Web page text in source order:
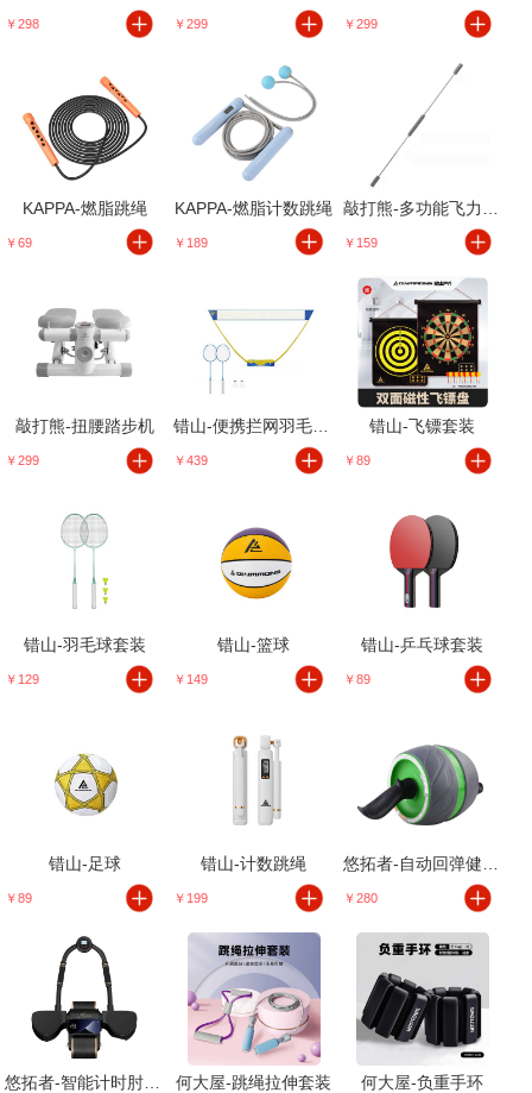
￥298 ￥299 ￥299
KAPPA-燃脂跳绳
￥69
KAPPA-燃脂计数跳绳
￥189 ￥159
敲打熊-扭腰踏步机
￥299
错山-便携拦网羽毛球套装
￥439
错山-飞镖套装
￥89
错山-羽毛球套装
￥129
错山-篮球
￥149
错山-乒乓球套装
￥89
错山-足球
￥89
错山-计数跳绳
￥199 ￥280
何大屋-跳绳拉伸套装 何大屋-负重手环